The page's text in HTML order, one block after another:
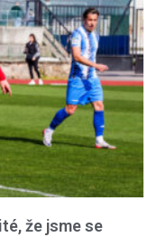
že jsme se